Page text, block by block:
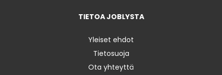
TIETOA JOBLYSTA
Yleiset ehdot
Tietosuoja
Ota yhteyttä